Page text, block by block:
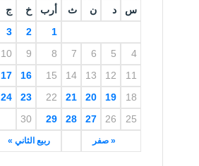
س د ن ث أرب خ ج
« صفر ربيع الثاني »
1
2
3
4
5
6
7
8
9
10
11
12
13
14
15
16
17
18
19
20
21
22
23
24
25
26
27
28
29
30